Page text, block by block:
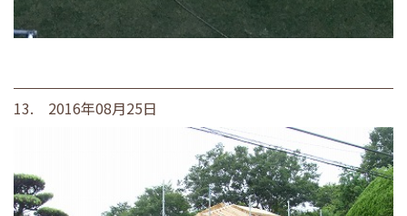
13. 2016年08月25日